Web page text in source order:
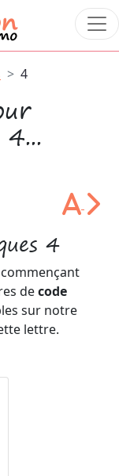
4
A
4
decode
sur notre
lettre.